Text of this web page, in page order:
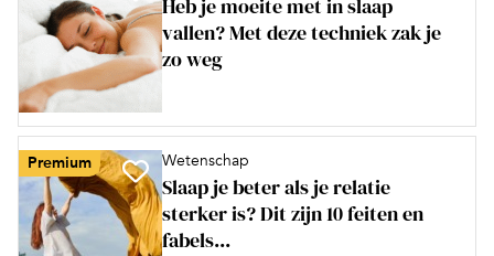
Heb je moeite met in slaap
vallen? Met deze techniek zak je
zo weg
Premium Wetenschap
Slaap je beter als je relatie
sterker is? Dit zijn 10 feiten en
fabels...